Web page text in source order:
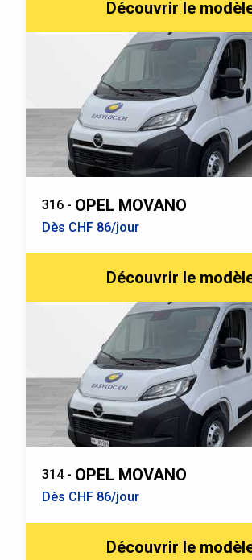
Découvrir le
316 - OPEL MOVANO
Dès CHF 86/jour
Découvrir le
314 - OPEL MOVANO
Dès CHF 86/jour
Découvrir le